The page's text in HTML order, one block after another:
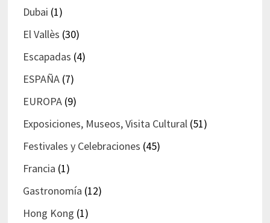
Dubai (1)
El Vallès (30)
Escapadas (4)
ESPAÑA(7)
EUROPA(9)
Exposiciones, Museos, Visita Cultural(51)
Festivales y Celebraciones (45)
Francia (1)
Gastronomía (12)
Hong Kong (1)